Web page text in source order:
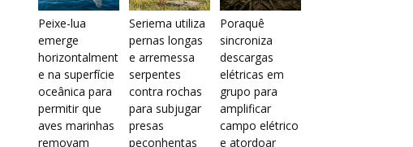
Peixe-lua
emerge
horizontalment
e na superfície
oceânica para
permitir que
aves marinhas
removam
Seriema utiliza
pernas longas
e arremessa
serpentes
contra rochas
para subjugar
presas
peçonhentas
Poraquê
sincroniza
descargas
elétricas em
grupo para
amplificar
campo elétrico
e atordoar